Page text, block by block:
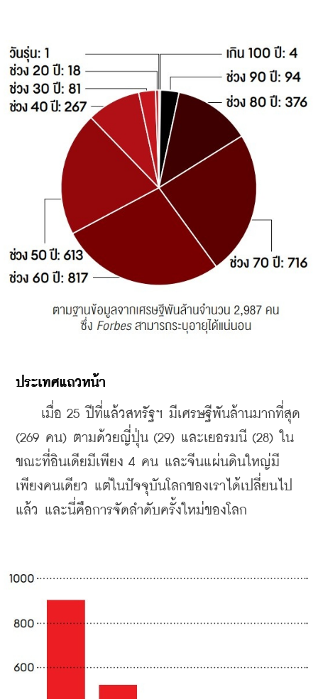
ประเทศแถวหน้า
เมื่อ 25 ปีที่แล้วสหรัฐฯ มีเศรษฐีพันล้านมากที่สุด
(269 คน) ตามด้วยญี่ปุ่น (29) และเยอรมนี (28) ใน
ขณะที่อินเดียมีเพียง 4 คน และจีนแผ่นดินใหญ่มี
เพียงคนเดียว แต่ในปัจจุบันโลกของเราได้เปลี่ยนไป
แล้ว และนี่คือการจัดลำดับครั้งใหม่ของโลก